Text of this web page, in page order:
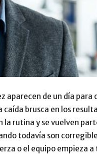
aparecen de un día
brusca en los
rutina y se vuelven
todavía son
o el equipo empieza